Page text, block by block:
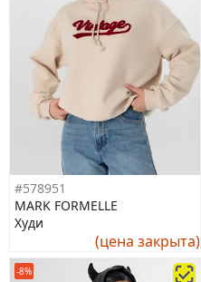
#578951
MARK FORMELLE
Худи
(цена закрыта)
-8%